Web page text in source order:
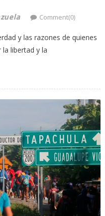
Comment(0)
y las razones de quienes
libertad y la